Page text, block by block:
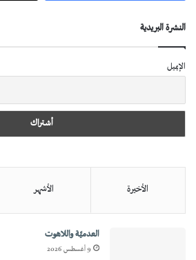
النشرة البريدية
الإيميل
الأخيرة الأشهر
العدميَّة واللاهوت
9 أغسطس 2026